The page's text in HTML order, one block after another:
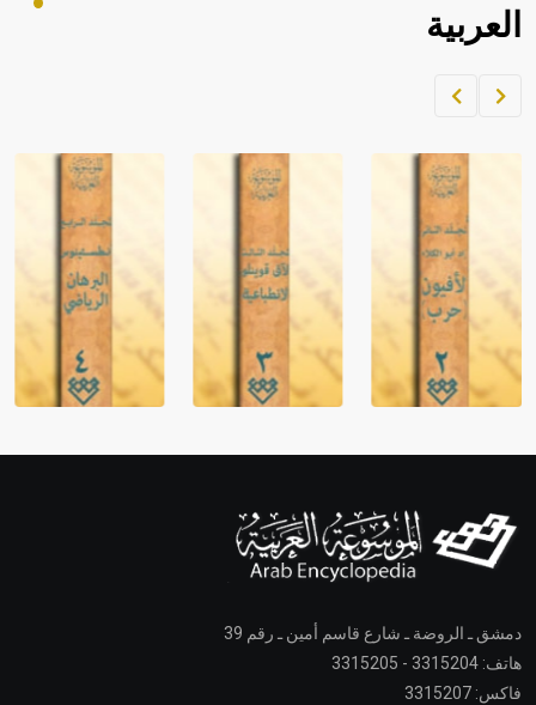
العربية
دمشق ـ الروضة ـ شارع قاسم أمين ـ رقم 39
هاتف: 3315204 - 3315205
فاكس: 3315207